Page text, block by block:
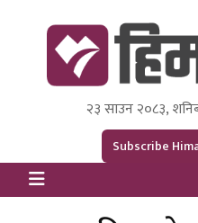
Himal Press
Dot NewsyNepal Media
२३ साउन २०८३,
Subscribe